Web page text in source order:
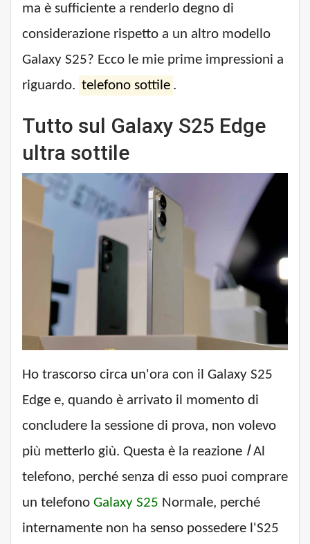
ma è sufficiente a renderlo degno di
considerazione rispetto a un altro modello
Galaxy S25? Ecco le mie prime impressioni a
riguardo. telefono sottile .
Tutto sul Galaxy S25 Edge
ultra sottile
Ho trascorso circa un'ora con il Galaxy S25
Edge e, quando è arrivato il momento di
concludere la sessione di prova, non volevo
più metterlo giù. Questa è la reazione اAl
telefono, perché senza di esso puoi comprare
un telefono Galaxy S25 Normale, perché
internamente non ha senso possedere l'S25